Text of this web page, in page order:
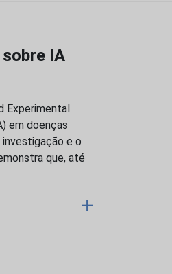
IA
Experimental
em doenças
e o
que, até
+